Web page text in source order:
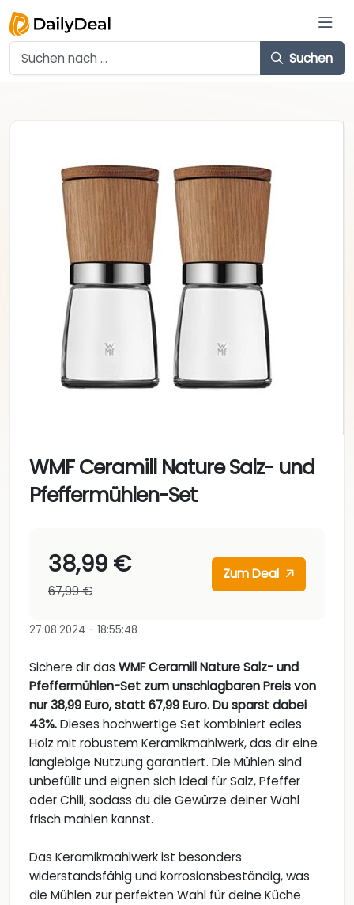
Suchen
WMF Ceramill Nature Salz- und
Pfeffermühlen-Set
38,99 €
67,99 €
Zum Deal
27.08.2024 - 18:55:48
Sichere dir das WMF Ceramill Nature Salz- und
Pfeffermühlen-Set zum unschlagbaren Preis von
nur 38,99 Euro, statt 67,99 Euro. Du sparst dabei
43%.Dieses hochwertige Set kombiniert edles
Holz mit robustem Keramikmahlwerk, das dir eine
langlebige Nutzung garantiert. Die Mühlen sind
unbefüllt und eignen sich ideal für Salz, Pfeffer
oder Chili, sodass du die Gewürze deiner Wahl
frisch mahlen kannst.
Das Keramikmahlwerk ist besonders
widerstandsfähig und korrosionsbeständig, was
die Mühlen zur perfekten Wahl für deine Küche